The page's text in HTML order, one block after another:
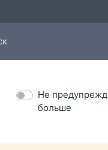
Не
больше